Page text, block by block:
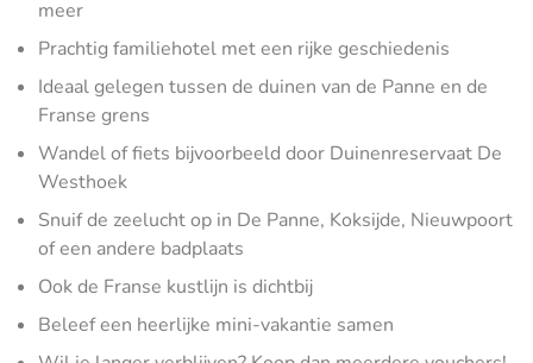
meer
Prachtig familiehotel met een rijke geschiedenis
Ideaal gelegen tussen de duinen van de Panne en de
Franse grens
Wandel of fiets bijvoorbeeld door Duinenreservaat De
Westhoek
Snuif de zeelucht op in De Panne, Koksijde, Nieuwpoort
of een andere badplaats
Ook de Franse kustlijn is dichtbij
Beleef een heerlijke mini-vakantie samen